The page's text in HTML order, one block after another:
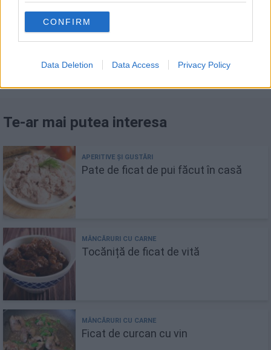
CONFIRM
Data Deletion Data Access Privacy Policy
FACEBOOK WHATSAPP EMAIL
Te-ar mai putea interesa
Pate de ficat de pui făcut în casă
Tocăniță de ficat de vită
Ficat de curcan cu vin